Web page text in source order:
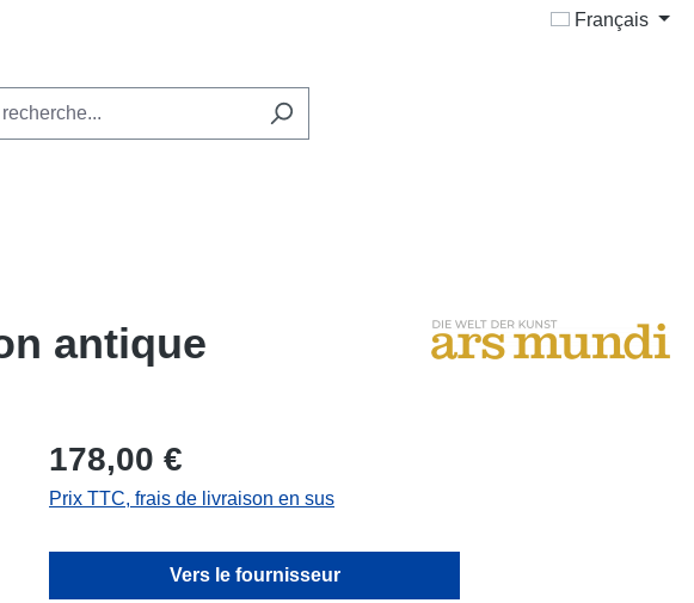
Français
antique
178,00 €
Prix TTC, frais de livraison en sus
Vers le fournisseur